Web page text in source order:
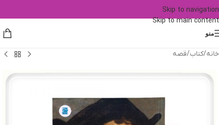
Skip to navigation
Skip to main content
منو
خانه/کتاب/قصه